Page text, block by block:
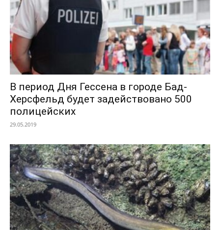
В период Дня Гессена в городе Бад-
Херсфельд будет задействовано 500
полицейских
29.05.2019